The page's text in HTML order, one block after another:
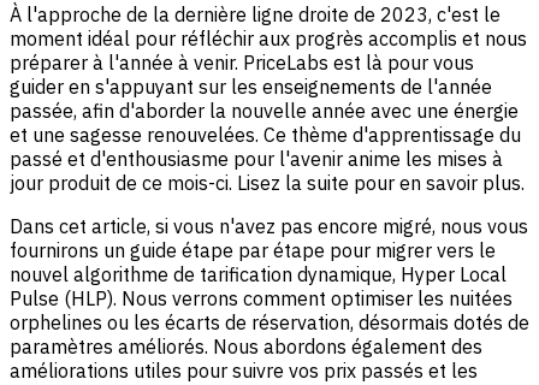
À l'approche de la dernière ligne droite de 2023, c'est le
moment idéal pour réfléchir aux progrès accomplis et nous
préparer à l'année à venir. PriceLabs est là pour vous
guider en s'appuyant sur les enseignements de l'année
passée, afin d'aborder la nouvelle année avec une énergie
et une sagesse renouvelées. Ce thème d'apprentissage du
passé et d'enthousiasme pour l'avenir anime les mises à
jour produit de ce mois-ci. Lisez la suite pour en savoir plus.
Dans cet article, si vous n'avez pas encore migré, nous vous
fournirons un guide étape par étape pour migrer vers le
nouvel algorithme de tarification dynamique, Hyper Local
Pulse (HLP). Nous verrons comment optimiser les nuitées
orphelines ou les écarts de réservation, désormais dotés de
paramètres améliorés. Nous abordons également des
améliorations utiles pour suivre vos prix passés et les